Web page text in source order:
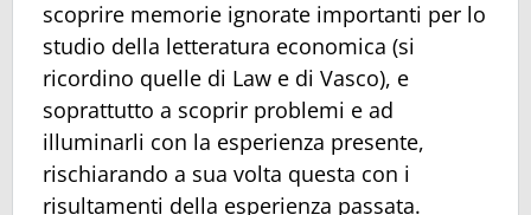
scoprire memorie ignorate importanti per lo
studio della letteratura economica (si
ricordino quelle di Law e di Vasco), e
soprattutto a scoprir problemi e ad
illuminarli con la esperienza presente,
rischiarando a sua volta questa con i
risultamenti della esperienza passata.